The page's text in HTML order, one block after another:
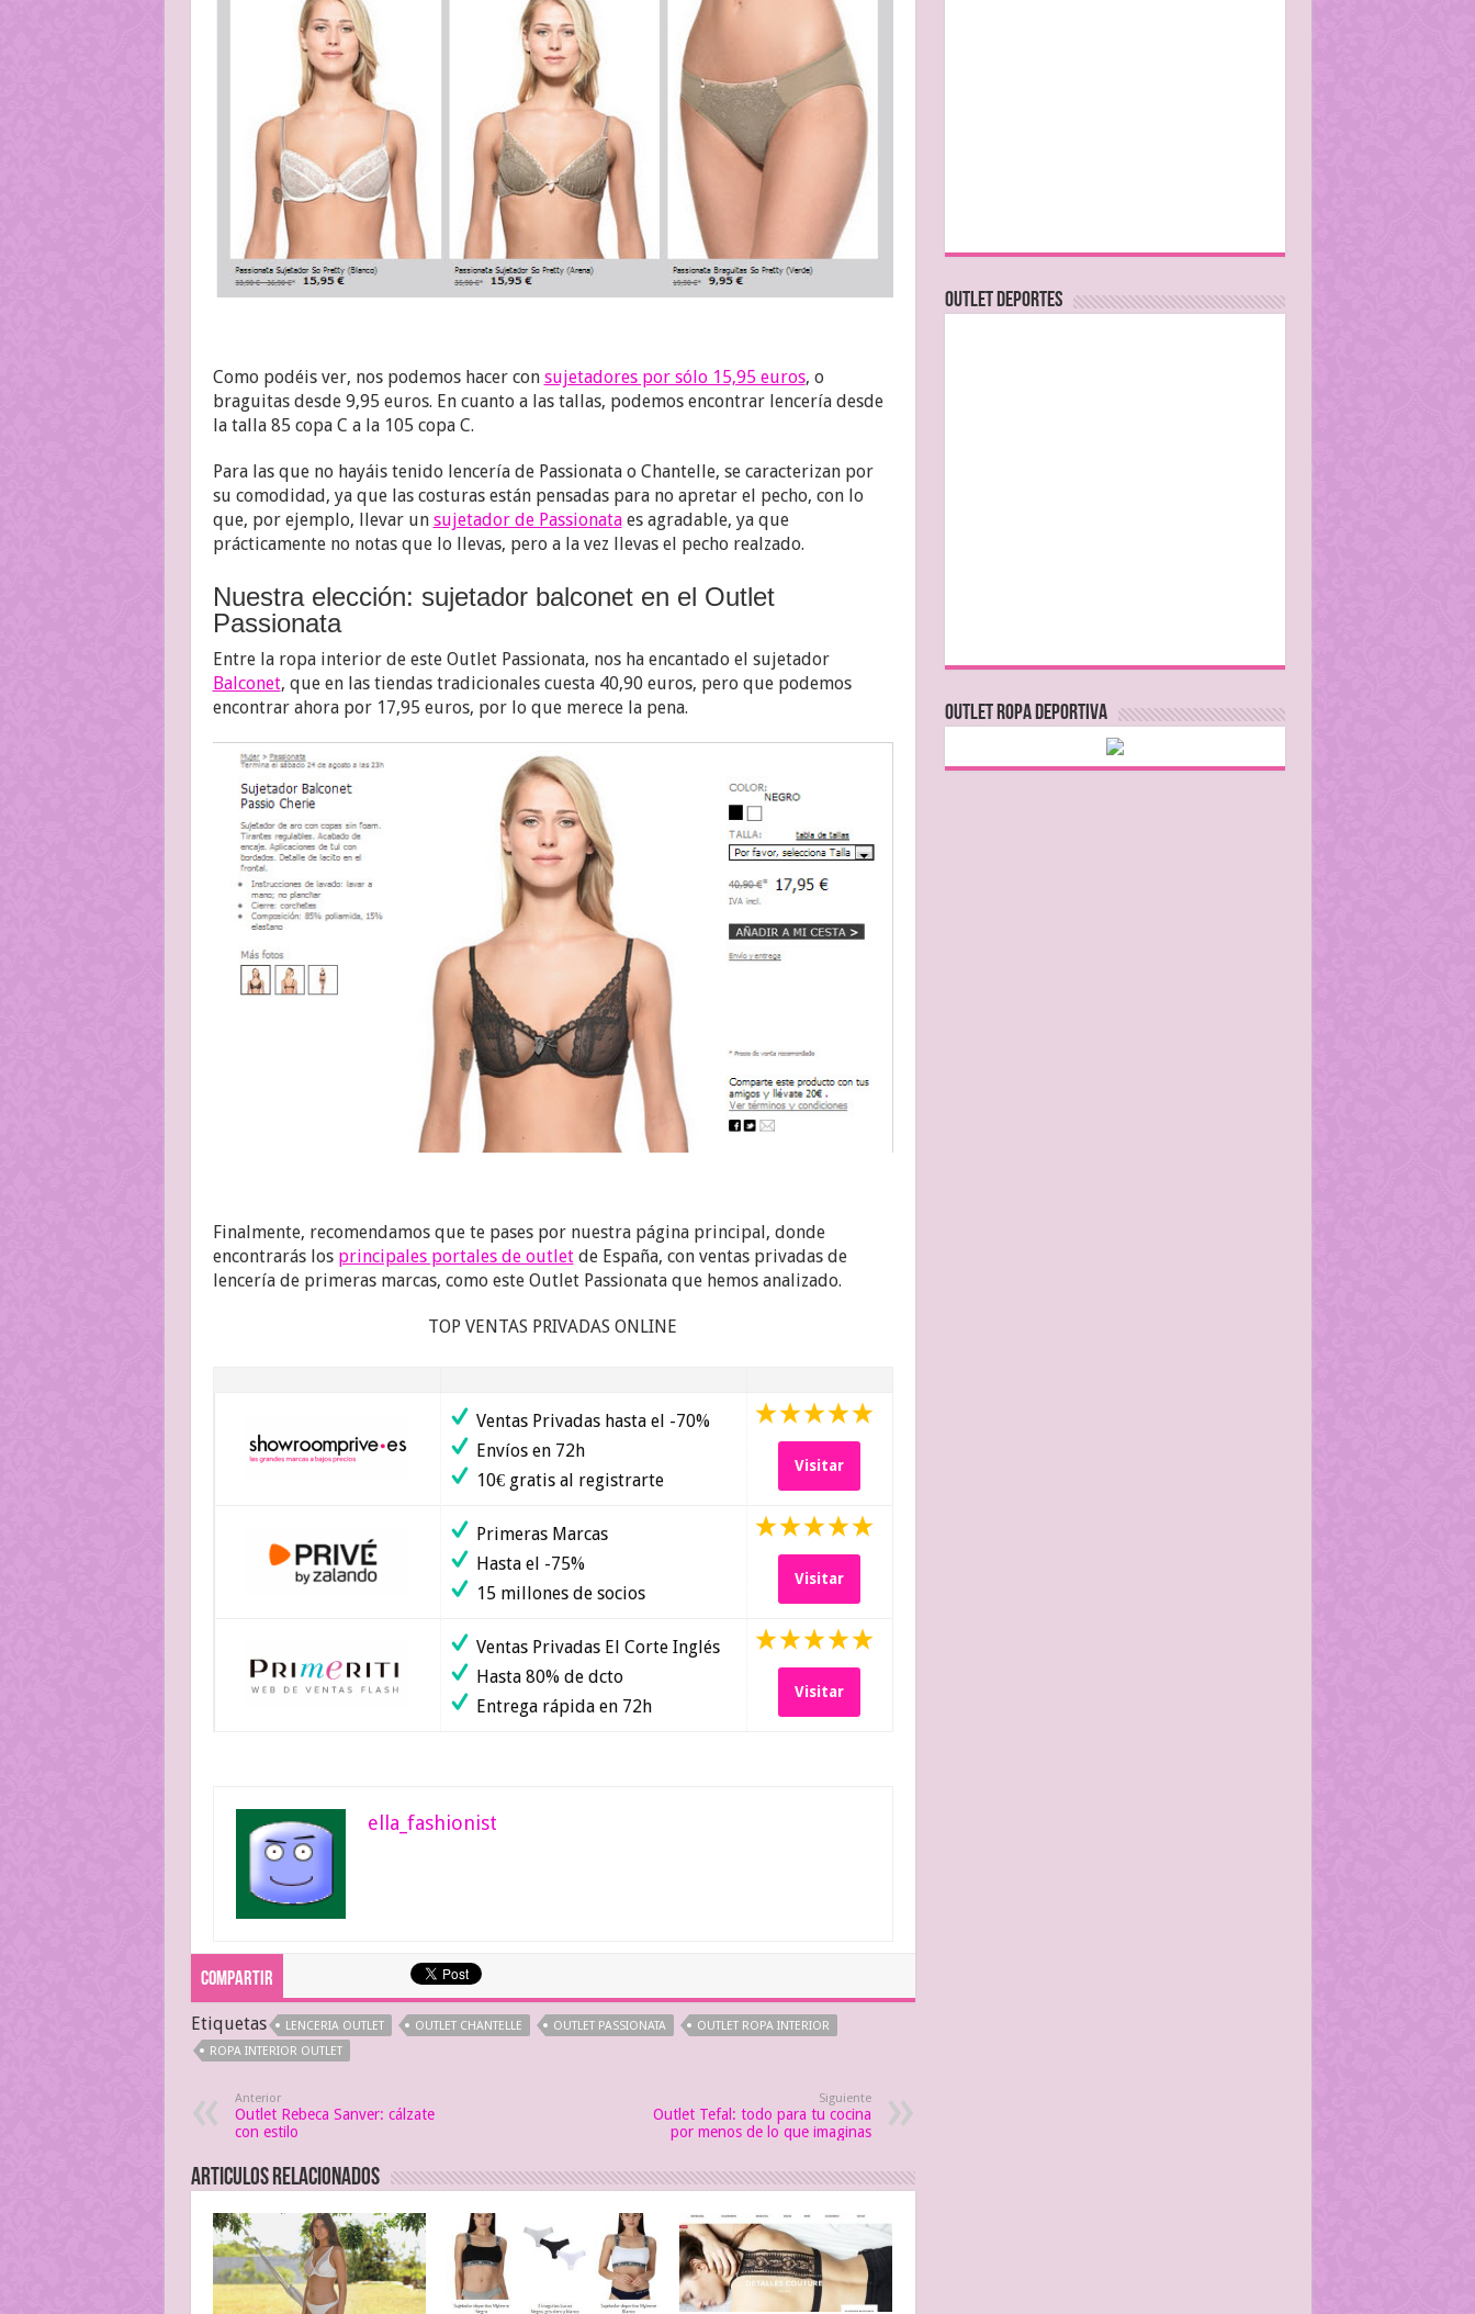
Como podéis ver, nos podemos hacer con sujetadores por sólo 15,95 euros, o
braguitas desde 9,95 euros. En cuanto a las tallas, podemos encontrar lencería desde
la talla 85 copa C a la 105 copa C.
Para las que no hayáis tenido lencería de Passionata o Chantelle, se caracterizan por
su comodidad, ya que las costuras están pensadas para no apretar el pecho, con lo
que, por ejemplo, llevar un sujetador de Passionataes agradable, ya que
prácticamente no notas que lo llevas, pero a la vez llevas el pecho realzado.
Nuestra elección: sujetador balconet en el Outlet
Passionata
Entre la ropa interior de este Outlet Passionata, nos ha encantado el sujetador
Balconet, que en las tiendas tradicionales cuesta 40,90 euros, pero que podemos
encontrar ahora por 17,95 euros, por lo que merece la pena.
Finalmente, recomendamos que te pases por nuestra página principal, donde
encontrarás los principales portales de outletde España, con ventas privadas de
lencería de primeras marcas, como este Outlet Passionata que hemos analizado.
TOP VENTAS PRIVADAS ONLINE
Ventas Privadas hasta el -70%
Envíos en 72h
10€ gratis al registrarte
Visitar
Primeras Marcas
Hasta el -75%
15 millones de socios
Visitar
Ventas Privadas El Corte Inglés
Hasta 80% de dcto
Entrega rápida en 72h
Visitar
ella_fashionist
Compartir
Etiquetas LENCERIA OUTLET OUTLET CHANTELLE OUTLET PASSIONATA
OUTLET ROPA INTERIOR
ROPA INTERIOR OUTLET
Anterior
Outlet Rebeca Sanver: cálzate
con estilo
Siguiente
Outlet Tefal: todo para tu cocina
por menos de lo que imaginas
Articulos relacionados
OUTLET DEPORTES
OUTLET ROPA DEPORTIVA